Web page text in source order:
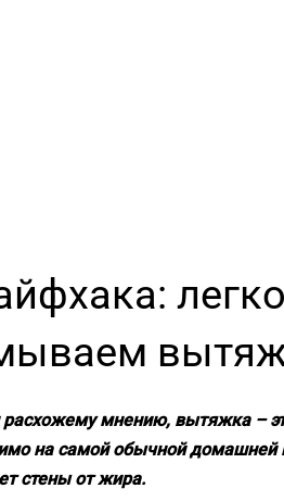
мнению, вытяжка –
на самой обычной домашней
стены от жира.